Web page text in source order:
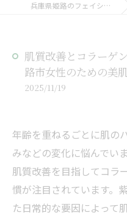
兵庫県姫路のフェイシャルエステなら肌質改善サロン ASBEAUTE
肌質改善とコラーゲ
路市女性のための美
2025/11/19
年齢を重ねるごとに肌の
みなどの変化に悩んでい
肌質改善を目指してコラ
慣が注目されています。
た日常的な要因によって